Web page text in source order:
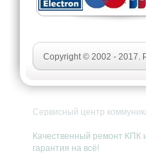
Copyright © 2002 - 2017.
Сервисный центр
Качественный ремонт КПК
гарантия на всё!